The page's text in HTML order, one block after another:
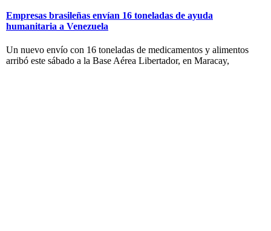
Empresas brasileñas envían 16 toneladas de ayuda
humanitaria a Venezuela
Un nuevo envío con 16 toneladas de medicamentos y alimentos
arribó este sábado a la Base Aérea Libertador, en Maracay,